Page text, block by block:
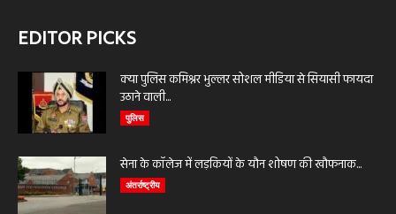
EDITOR PICKS
क्या पुलिस कमिश्नर भुल्लर सोशल मीडिया से सियासी फायदा
उठाने वाली...
पुलिस
सेना के कॉलेज में लड़कियों के यौन शोषण की खौफनाक...
अंतर्राष्ट्रीय